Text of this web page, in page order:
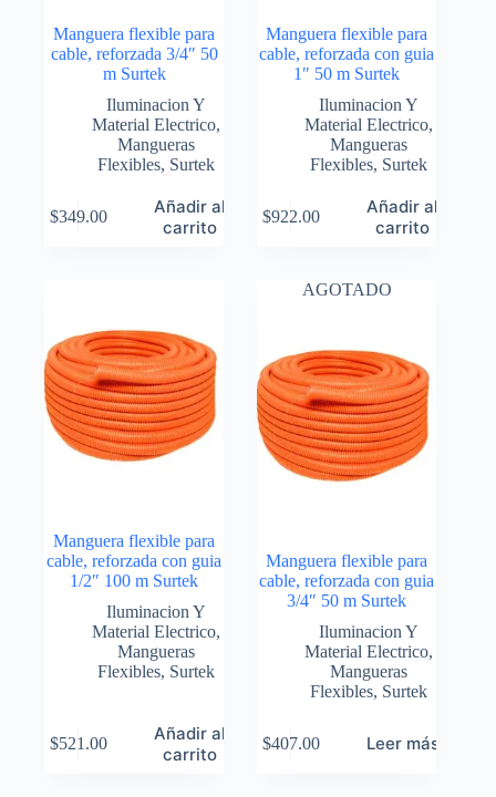
Manguera flexible para
cable, reforzada 3/4″ 50
m Surtek
Iluminacion Y
Material Electrico,
Mangueras
Flexibles, Surtek
$349.00
Añadir al
carrito
Manguera flexible para
cable, reforzada con guia
1″ 50 m Surtek
Iluminacion Y
Material Electrico,
Mangueras
Flexibles, Surtek
$922.00
Añadir al
carrito
Manguera flexible para
cable, reforzada con guia
1/2″ 100 m Surtek
Iluminacion Y
Material Electrico,
Mangueras
Flexibles, Surtek
$521.00
Añadir al
carrito
AGOTADO
Manguera flexible para
cable, reforzada con guia
3/4″ 50 m Surtek
Iluminacion Y
Material Electrico,
Mangueras
Flexibles, Surtek
$407.00 Leer más